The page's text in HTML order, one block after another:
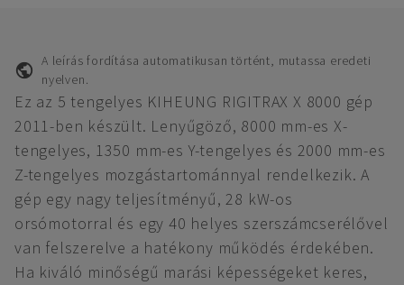
A leírás fordítása automatikusan történt, mutassa eredeti
nyelven.
Ez az 5 tengelyes KIHEUNG RIGITRAX X 8000 gép
2011-ben készült. Lenyűgöző, 8000 mm-es X-
tengelyes, 1350 mm-es Y-tengelyes és 2000 mm-es
Z-tengelyes mozgástartománnyal rendelkezik. A
gép egy nagy teljesítményű, 28 kW-os
orsómotorral és egy 40 helyes szerszámcserélővel
van felszerelve a hatékony működés érdekében.
Ha kiváló minőségű marási képességeket keres,